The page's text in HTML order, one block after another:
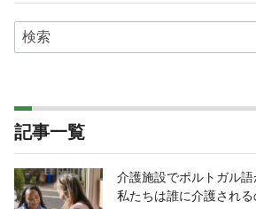
記事一覧
介護施設でポルトガル語
私たちは誰に介護される